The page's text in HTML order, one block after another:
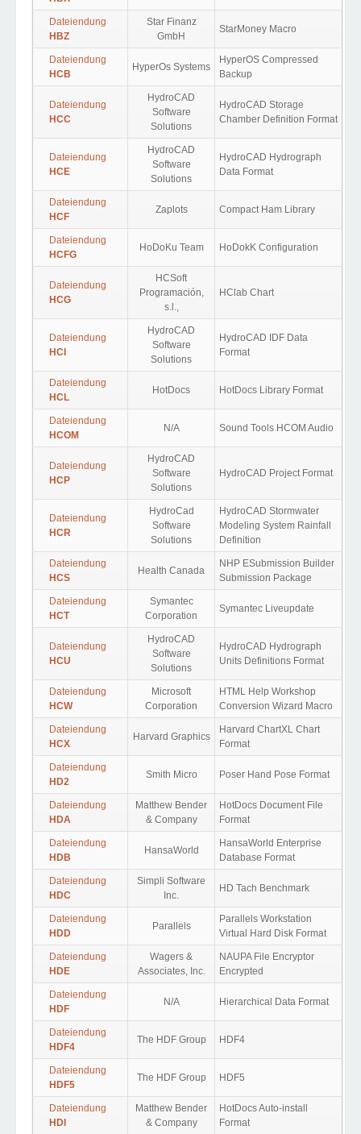
Dateiendung
HBZ
Star Finanz
GmbH
StarMoney Macro
Dateiendung
HCB
HyperOs Systems
HyperOS Compressed
Backup
Dateiendung
HCC
HydroCAD
Software
Solutions
HydroCAD Storage
Chamber Definition Format
Dateiendung
HCE
HydroCAD
Software
Solutions
HydroCAD Hydrograph
Data Format
Dateiendung
HCF
Zaplots Compact Ham Library
Dateiendung
HCFG
HoDoKu Team HoDokK Configuration
Dateiendung
HCG
HCSoft
Programación,
s.l.,
HClab Chart
Dateiendung
HCI
HydroCAD
Software
Solutions
HydroCAD IDF Data
Format
Dateiendung
HCL
HotDocs HotDocs Library Format
Dateiendung
HCOM
N/A Sound Tools HCOM Audio
Dateiendung
HCP
HydroCAD
Software
Solutions
HydroCAD Project Format
Dateiendung
HCR
HydroCad
Software
Solutions
HydroCAD Stormwater
Modeling System Rainfall
Definition
Dateiendung
HCS
Health Canada
NHP ESubmission Builder
Submission Package
Dateiendung
HCT
Symantec
Corporation
Symantec Liveupdate
Dateiendung
HCU
HydroCAD
Software
Solutions
HydroCAD Hydrograph
Units Definitions Format
Dateiendung
HCW
Microsoft
Corporation
HTML Help Workshop
Conversion Wizard Macro
Dateiendung
HCX
Harvard Graphics
Harvard ChartXL Chart
Format
Dateiendung
HD2
Smith Micro Poser Hand Pose Format
Dateiendung
HDA
Matthew Bender
& Company
HotDocs Document File
Format
Dateiendung
HDB
HansaWorld
HansaWorld Enterprise
Database Format
Dateiendung
HDC
Simpli Software
Inc.
HD Tach Benchmark
Dateiendung
HDD
Parallels
Parallels Workstation
Virtual Hard Disk Format
Dateiendung
HDE
Wagers &
Associates, Inc.
NAUPA File Encryptor
Encrypted
Dateiendung
HDF
N/A Hierarchical Data Format
Dateiendung
HDF4
The HDF Group HDF4
Dateiendung
HDF5
The HDF Group HDF5
Dateiendung
HDI
Matthew Bender
& Company
HotDocs Auto-install
Format